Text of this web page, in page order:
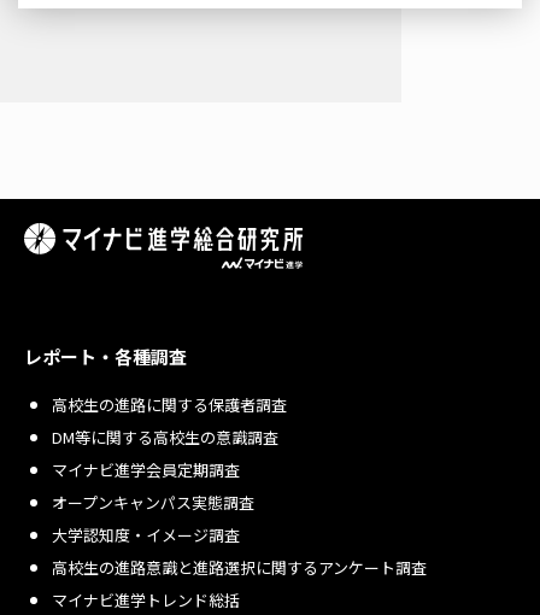
レポート・各種調査
高校生の進路に関する保護者調査
DM等に関する高校生の意識調査
マイナビ進学会員定期調査
オープンキャンパス実態調査
大学認知度・イメージ調査
高校生の進路意識と進路選択に関するアンケート調査
マイナビ進学トレンド総括